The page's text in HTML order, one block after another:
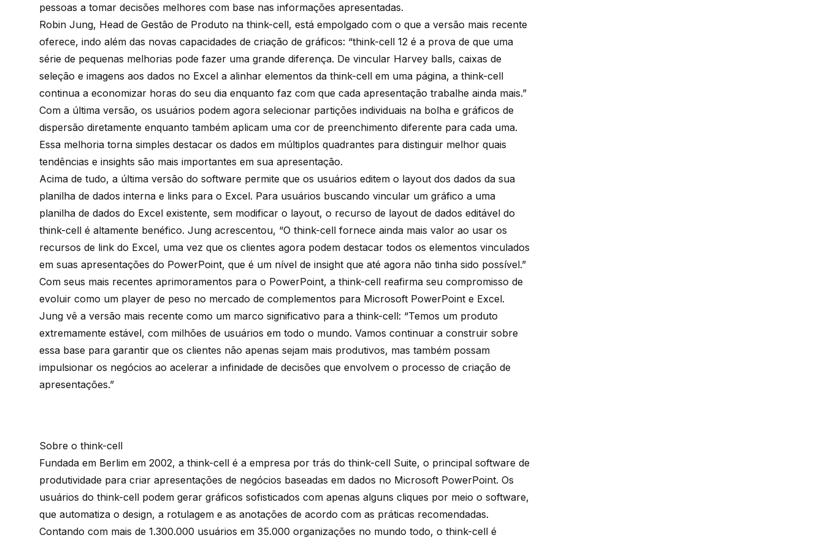
pessoas a tomar decisões melhores com base nas informações apresentadas.
Robin Jung, Head de Gestão de Produto na think-cell, está empolgado com o que a versão mais recente
oferece, indo além das novas capacidades de criação de gráficos: “think-cell 12 é a prova de que uma
série de pequenas melhorias pode fazer uma grande diferença. De vincular Harvey balls, caixas de
seleção e imagens aos dados no Excel a alinhar elementos da think-cell em uma página, a think-cell
continua a economizar horas do seu dia enquanto faz com que cada apresentação trabalhe ainda mais.”
Com a última versão, os usuários podem agora selecionar partições individuais na bolha e gráficos de
dispersão diretamente enquanto também aplicam uma cor de preenchimento diferente para cada uma.
Essa melhoria torna simples destacar os dados em múltiplos quadrantes para distinguir melhor quais
tendências e insights são mais importantes em sua apresentação.
Acima de tudo, a última versão do software permite que os usuários editem o layout dos dados da sua
planilha de dados interna e links para o Excel. Para usuários buscando vincular um gráfico a uma
planilha de dados do Excel existente, sem modificar o layout, o recurso de layout de dados editável do
think-cell é altamente benéfico. Jung acrescentou, “O think-cell fornece ainda mais valor ao usar os
recursos de link do Excel, uma vez que os clientes agora podem destacar todos os elementos vinculados
em suas apresentações do PowerPoint, que é um nível de insight que até agora não tinha sido possível.”
Com seus mais recentes aprimoramentos para o PowerPoint, a think-cell reafirma seu compromisso de
evoluir como um player de peso no mercado de complementos para Microsoft PowerPoint e Excel.
Jung vê a versão mais recente como um marco significativo para a think-cell: “Temos um produto
extremamente estável, com milhões de usuários em todo o mundo. Vamos continuar a construir sobre
essa base para garantir que os clientes não apenas sejam mais produtivos, mas também possam
impulsionar os negócios ao acelerar a infinidade de decisões que envolvem o processo de criação de
apresentações.”
Sobre o think-cell
Fundada em Berlim em 2002, a think-cell é a empresa por trás do think-cell Suite, o principal software de
produtividade para criar apresentações de negócios baseadas em dados no Microsoft PowerPoint. Os
usuários do think-cell podem gerar gráficos sofisticados com apenas alguns cliques por meio o software,
que automatiza o design, a rotulagem e as anotações de acordo com as práticas recomendadas.
Contando com mais de 1.300.000 usuários em 35.000 organizações no mundo todo, o think-cell é